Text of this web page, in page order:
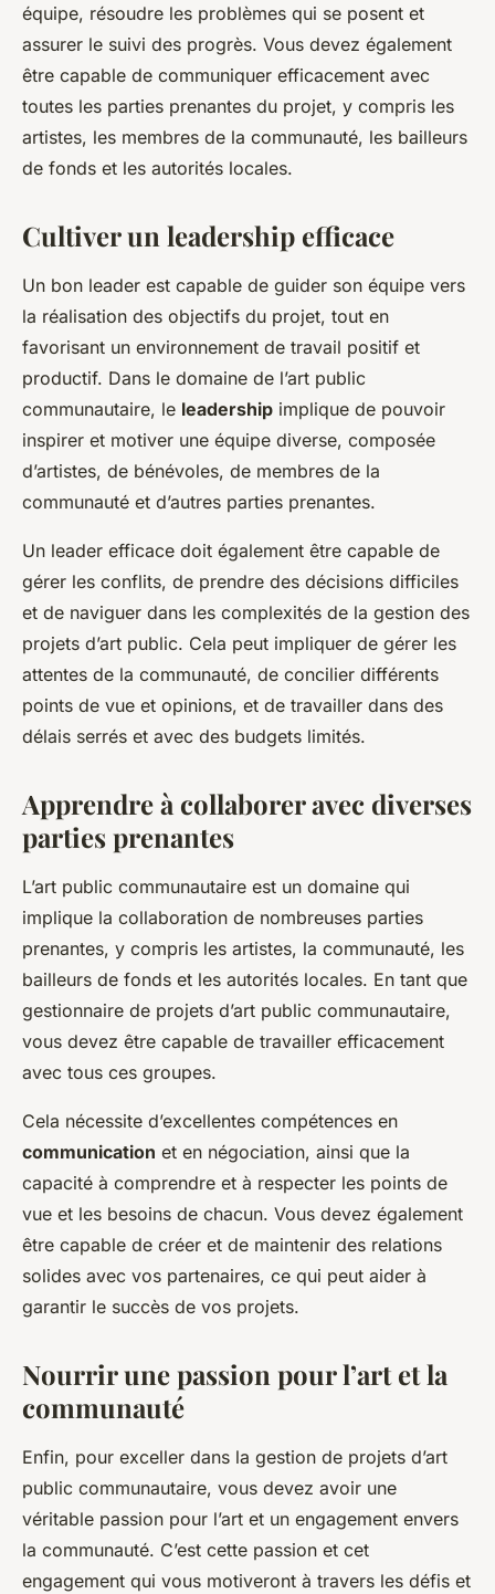
équipe, résoudre les problèmes qui se posent et
assurer le suivi des progrès. Vous devez également
être capable de communiquer efficacement avec
toutes les parties prenantes du projet, y compris les
artistes, les membres de la communauté, les bailleurs
de fonds et les autorités locales.
Cultiver un leadership efficace
Un bon leader est capable de guider son équipe vers
la réalisation des objectifs du projet, tout en
favorisant un environnement de travail positif et
productif. Dans le domaine de l’art public
communautaire, le leadership implique de pouvoir
inspirer et motiver une équipe diverse, composée
d’artistes, de bénévoles, de membres de la
communauté et d’autres parties prenantes.
Un leader efficace doit également être capable de
gérer les conflits, de prendre des décisions difficiles
et de naviguer dans les complexités de la gestion des
projets d’art public. Cela peut impliquer de gérer les
attentes de la communauté, de concilier différents
points de vue et opinions, et de travailler dans des
délais serrés et avec des budgets limités.
Apprendre à collaborer avec diverses
parties prenantes
L’art public communautaire est un domaine qui
implique la collaboration de nombreuses parties
prenantes, y compris les artistes, la communauté, les
bailleurs de fonds et les autorités locales. En tant que
gestionnaire de projets d’art public communautaire,
vous devez être capable de travailler efficacement
avec tous ces groupes.
Cela nécessite d’excellentes compétences en
communication et en négociation, ainsi que la
capacité à comprendre et à respecter les points de
vue et les besoins de chacun. Vous devez également
être capable de créer et de maintenir des relations
solides avec vos partenaires, ce qui peut aider à
garantir le succès de vos projets.
Nourrir une passion pour l’art et la
communauté
Enfin, pour exceller dans la gestion de projets d’art
public communautaire, vous devez avoir une
véritable passion pour l’art et un engagement envers
la communauté. C’est cette passion et cet
engagement qui vous motiveront à travers les défis et